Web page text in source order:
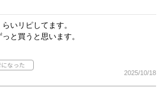
いリピしてます。
と買うと思います。
2025/10/18